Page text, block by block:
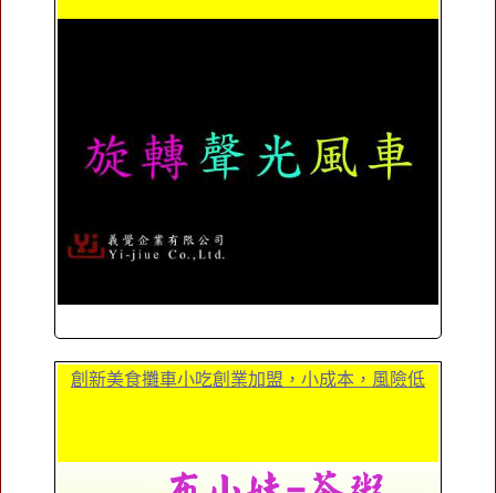
創新美食攤車小吃創業加盟，小成本，風險低